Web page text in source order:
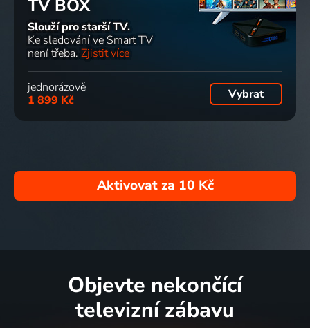
TV BOX
Slouží pro starší TV.
Ke sledování ve Smart TV
není třeba. Zjistit více
jednorázově
1 899 Kč
Vybrat
Aktivovat za 10 Kč
Objevte nekončící
televizní zábavu